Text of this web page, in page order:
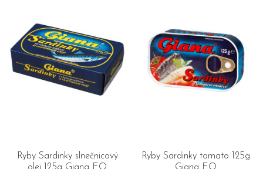
Ryby Sardinky slnečnicový
Ryby Sardinky tomato 125g